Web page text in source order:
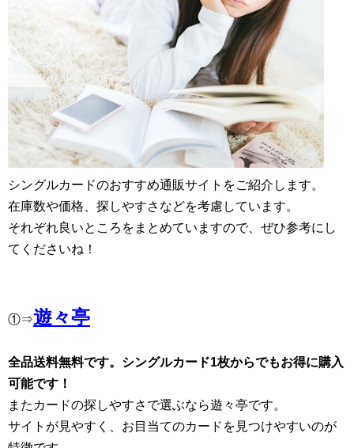
シングルカードのおすすめ通販サイトをご紹介します。
在庫数や価格、探しやすさなどを考慮しています。
それぞれ良いところをまとめていますので、ぜひ参考にし
てくださいね！
①⇒遊々亭
全品送料無料です。シングルカード1枚からでもお得に購入
可能です！
またカードの探しやすさで選ぶなら遊々亭です。
サイトが見やすく、お目当てのカードを見つけやすいのが